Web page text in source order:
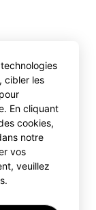
cibler les
En cliquant
cookies,
notre
vos
veuillez